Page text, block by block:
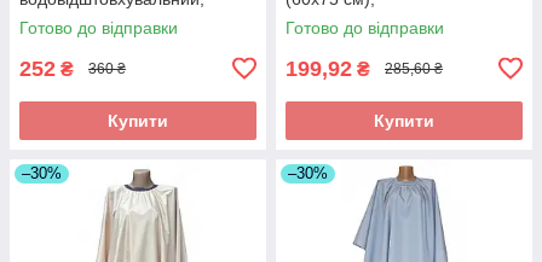
професійний
Готово до відправки
252 ₴ 360 ₴
Купити
водовідштовхувальний,
професійний
Готово до відправки
199,92 ₴ 285,60 ₴
Купити
–30% –30%